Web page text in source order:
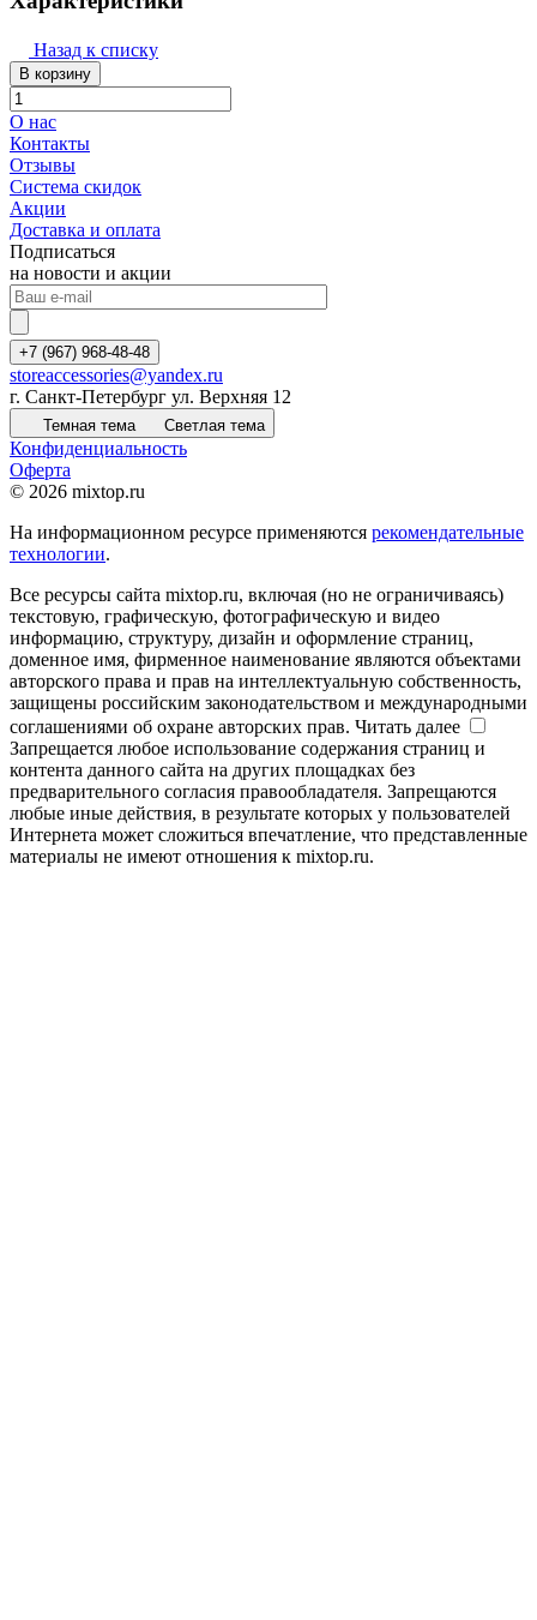
Назад к списку
В корзину
О нас
Контакты
Отзывы
Система скидок
Акции
Доставка и оплата
Подписаться
на новости и акции
+7 (967) 968-48-48
storeaccessories@yandex.ru
г. Санкт-Петербург ул. Верхняя 12
Темная тема Светлая тема
Конфиденциальность
Оферта
© 2026 mixtop.ru
На информационном ресурсе применяются рекомендательные
технологии.
Все ресурсы сайта mixtop.ru, включая (но не ограничиваясь)
текстовую, графическую, фотографическую и видео
информацию, структуру, дизайн и оформление страниц,
доменное имя, фирменное наименование являются объектами
авторского права и прав на интеллектуальную собственность,
защищены российским законодательством и международными
соглашениями об охране авторских прав. Читать далее
Запрещается любое использование содержания страниц и
контента данного сайта на других площадках без
предварительного согласия правообладателя. Запрещаются
любые иные действия, в результате которых у пользователей
Интернета может сложиться впечатление, что представленные
материалы не имеют отношения к mixtop.ru.